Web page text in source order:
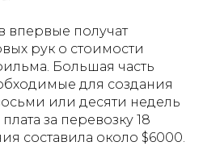
впервые получат
рук о стоимости
Большая часть
для создания
или десяти недель
за перевозку 18
составила около $6000.